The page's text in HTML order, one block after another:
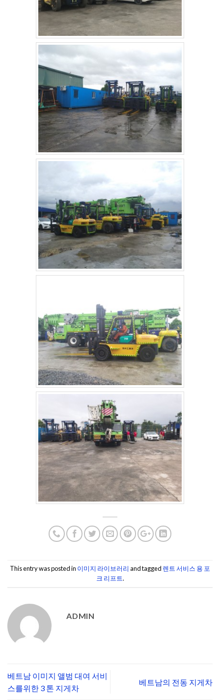
This entry was posted in 이미지 라이브러리 and tagged 렌트 서비스 용 포
크 리프트.
ADMIN
베트남 이미지 앨범 대여 서비
스를위한 3 톤 지게차
베트남의 전동 지게차